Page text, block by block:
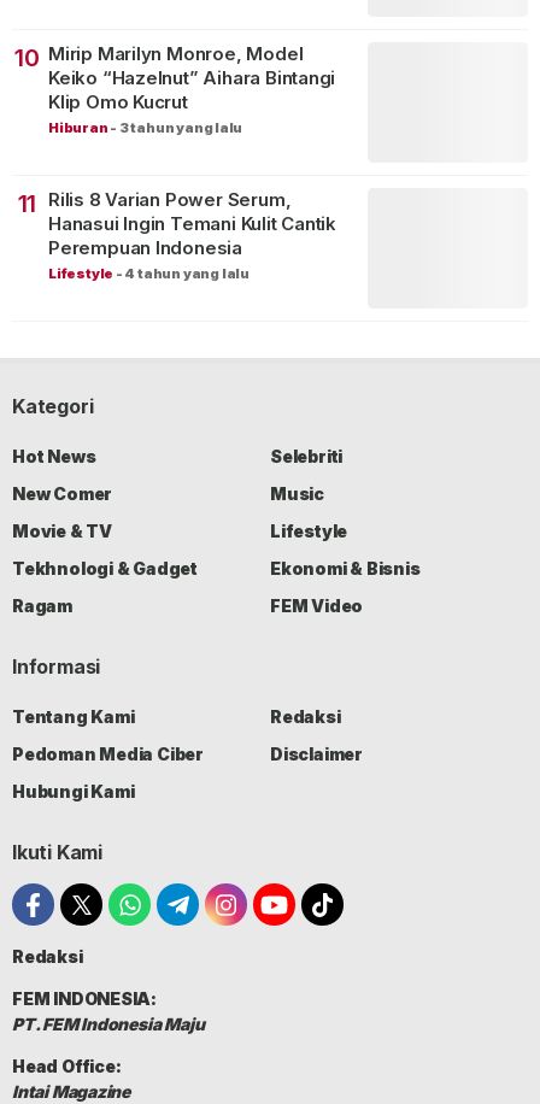
10 Mirip Marilyn Monroe, Model
Keiko “Hazelnut” Aihara Bintangi
Klip Omo Kucrut
Hiburan - 3 tahun yang lalu
11
Rilis 8 Varian Power Serum,
Hanasui Ingin Temani Kulit Cantik
Perempuan Indonesia
Lifestyle - 4 tahun yang lalu
Kategori
Hot News
Selebriti
New Comer
Music
Movie & TV
Lifestyle
Tekhnologi & Gadget
Ekonomi & Bisnis
Ragam
FEM Video
Informasi
Tentang Kami
Redaksi
Pedoman Media Ciber
Disclaimer
Hubungi Kami
Ikuti Kami
Redaksi
FEM INDONESIA:
PT. FEM Indonesia Maju
Head Office:
Intai Magazine